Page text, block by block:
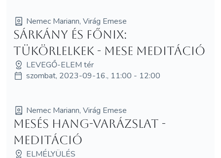
Nemec Mariann, Virág Emese
Sárkány és Főnix:
Tükörlelkek - MESE MEDITÁCIÓ
LEVEGŐ-ELEM tér
szombat, 2023-09-16., 11:00 - 12:00
Nemec Mariann, Virág Emese
Mesés hang-varázslat -
meditáció
ELMÉLYÜLÉS